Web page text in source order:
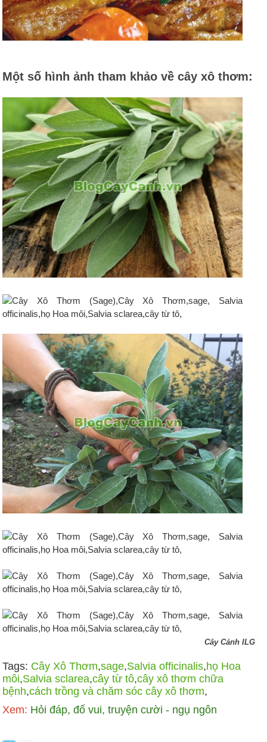
Một số hình ảnh tham khảo về cây xô thơm:
Cây Cảnh ILG
Tags: Cây Xô Thơm,sage,Salvia officinalis,họ Hoa
môi,Salvia sclarea,cây từ tô,cây xô thơm chữa
bệnh,cách trồng và chăm sóc cây xô thơm,
Xem: Hỏi đáp, đố vui, truyện cười - ngụ ngôn